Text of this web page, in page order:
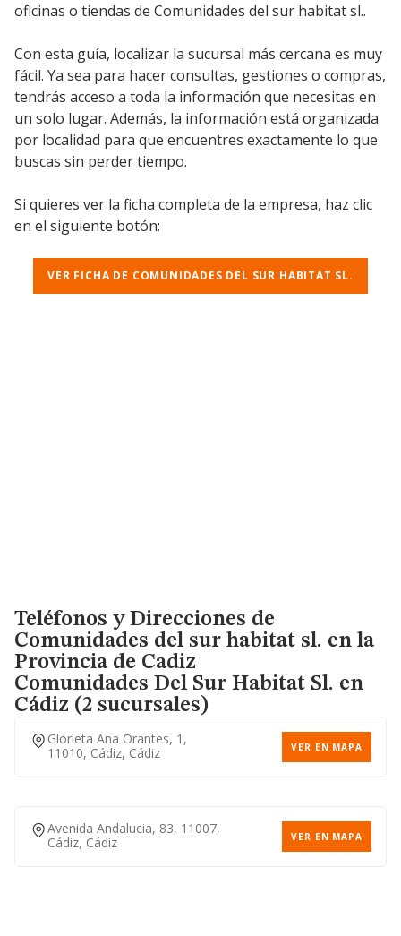
oficinas o tiendas de Comunidades del sur habitat sl..
Con esta guía, localizar la sucursal más cercana es muy
fácil. Ya sea para hacer consultas, gestiones o compras,
tendrás acceso a toda la información que necesitas en
un solo lugar. Además, la información está organizada
por localidad para que encuentres exactamente lo que
buscas sin perder tiempo.
Si quieres ver la ficha completa de la empresa, haz clic
en el siguiente botón:
VER FICHA DE COMUNIDADES DEL SUR HABITAT SL.
Teléfonos y Direcciones de
Comunidades del sur habitat sl. en la
Provincia de Cadiz
Comunidades Del Sur Habitat Sl. en
Cádiz (2 sucursales)
Glorieta Ana Orantes, 1,
11010, Cádiz, Cádiz
VER EN MAPA
Avenida Andalucia, 83, 11007,
Cádiz, Cádiz
VER EN MAPA